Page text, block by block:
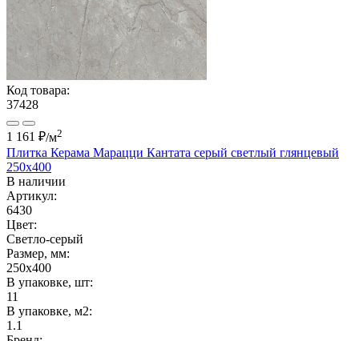
Код товара:
37428
1 161 ₽/м2
Плитка Керама Марацци Кантата серый светлый глянцевый
250x400
В наличии
Артикул:
6430
Цвет:
Светло-серый
Размер, мм:
250x400
В упаковке, шт:
11
В упаковке, м2:
1.1